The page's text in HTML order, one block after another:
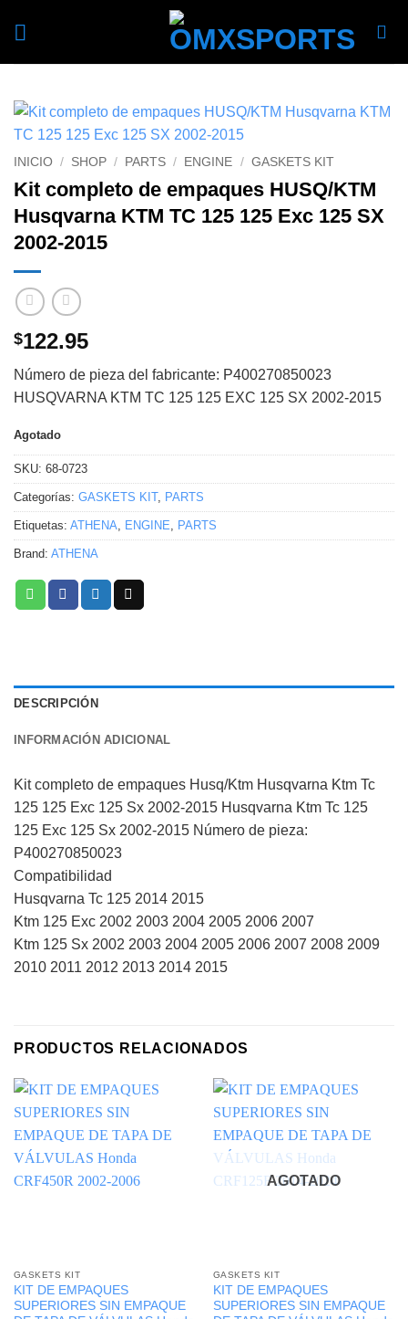
INICIO / SHOP / PARTS / ENGINE / GASKETS KIT
Kit completo de empaques HUSQ/KTM
Husqvarna KTM TC 125 125 Exc 125 SX
2002-2015
$122.95
Número de pieza del fabricante: P400270850023
HUSQVARNA KTM TC 125 125 EXC 125 SX 2002-2015
Agotado
SKU: 68-0723
Categorías: GASKETS KIT, PARTS
Etiquetas: ATHENA, ENGINE, PARTS
Brand: ATHENA
DESCRIPCIÓN
INFORMACIÓN ADICIONAL
Kit completo de empaques Husq/Ktm Husqvarna Ktm Tc
125 125 Exc 125 Sx 2002-2015 Husqvarna Ktm Tc 125
125 Exc 125 Sx 2002-2015 Número de pieza:
P400270850023
Compatibilidad
Husqvarna Tc 125 2014 2015
Ktm 125 Exc 2002 2003 2004 2005 2006 2007
Ktm 125 Sx 2002 2003 2004 2005 2006 2007 2008 2009
2010 2011 2012 2013 2014 2015
PRODUCTOS RELACIONADOS
GASKETS KIT
KIT DE EMPAQUES
SUPERIORES SIN EMPAQUE
AGOTADO
GASKETS KIT
KIT DE EMPAQUES
SUPERIORES SIN EMPAQUE